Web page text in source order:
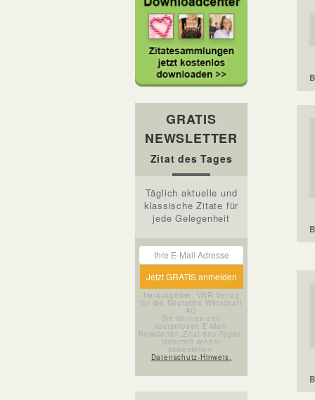
GRATIS
NEWSLETTER
Zitat des Tages
Täglich aktuelle und
klassische Zitate für
jede Gelegenheit
Herausgeber: VNR Verlag
für die Deutsche Wirtschaft
AG
Sie können den
kostenlosen E-Mail-
Newsletter „Zitat des Tages“
jederzeit wieder
abbestellen.
Datenschutz-Hinweis.